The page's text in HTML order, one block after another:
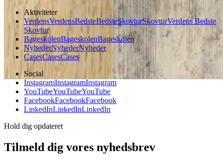
Aktiviteter
VerdensVerdensBedsteBedsteSkovturSkovturVerdens Bedste
Skovtur
BageskolenBageskolenBageskolen
NyhederNyhederNyheder
CasesCasesCases
Social
InstagramInstagramInstagram
YouTubeYouTubeYouTube
FacebookFacebookFacebook
LinkedInLinkedInLinkedIn
Hold dig opdateret
Tilmeld dig vores nyhedsbrev